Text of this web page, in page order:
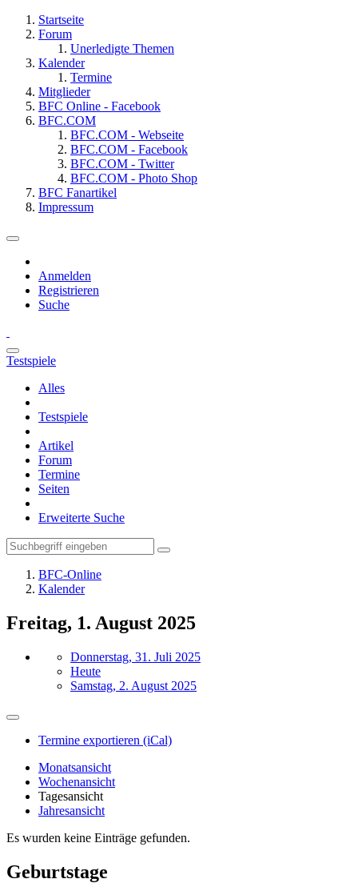
Startseite
Forum
Unerledigte Themen
Kalender
Termine
Mitglieder
BFC Online - Facebook
BFC.COM
BFC.COM - Webseite
BFC.COM - Facebook
BFC.COM - Twitter
BFC.COM - Photo Shop
BFC Fanartikel
Impressum
Anmelden
Registrieren
Suche
Testspiele
Alles
Testspiele
Artikel
Forum
Termine
Seiten
Erweiterte Suche
BFC-Online
Kalender
Freitag, 1. August 2025
Donnerstag, 31. Juli 2025
Heute
Samstag, 2. August 2025
Termine exportieren (iCal)
Monatsansicht
Wochenansicht
Tagesansicht
Jahresansicht
Es wurden keine Einträge gefunden.
Geburtstage